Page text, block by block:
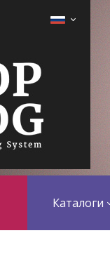
Каталоги